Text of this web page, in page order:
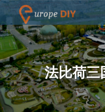
法比荷